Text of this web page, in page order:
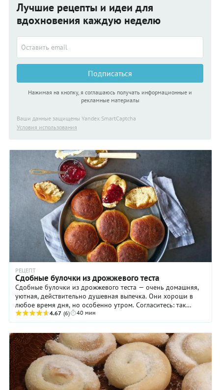
Лучшие рецепты и идеи для
вдохновения каждую неделю
Подписаться
Нажимая на кнопку, я соглашаюсь получать информационные и
рекламные материалы
Ваши данные защищены Yandex SmartCaptcha
Условия использования
РЕЦЕПТ
Cдобные булочки из дрожжевого теста
Сдобные булочки из дрожжевого теста — очень домашняя,
уютная, действительно душевная выпечка. Они хороши в
любое время дня, но особенно утром. Согласитесь: так
приятно просыпаться от аромата свежей ...
4.67 (6) 40 мин